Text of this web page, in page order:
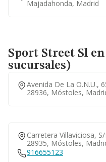
Majadahonda, Madrid
Sport Street Sl
sucursales)
Avenida De La O.n.u.,
28936, Móstoles,
Carretera Villaviciosa,
28935, Móstoles,
916655123